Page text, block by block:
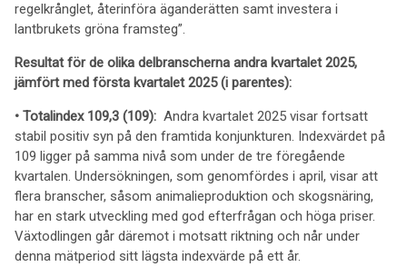
regelkrånglet, återinföra äganderätten samt investera i
lantbrukets gröna framsteg”.
Resultat för de olika delbranscherna andra kvartalet 2025,
jämfört med första kvartalet 2025(i parentes):
• Totalindex 109,3 (109): Andra kvartalet 2025 visar fortsatt
stabil positiv syn på den framtida konjunkturen. Indexvärdet på
109 ligger på samma nivå som under de tre föregående
kvartalen. Undersökningen, som genomfördes i april, visar att
flera branscher, såsom animalieproduktion och skogsnäring,
har en stark utveckling med god efterfrågan och höga priser.
Växtodlingen går däremot i motsatt riktning och når under
denna mätperiod sitt lägsta indexvärde på ett år.